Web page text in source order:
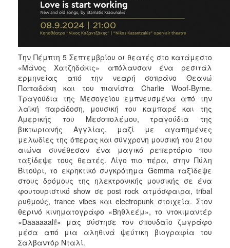
Την Πέμπτη 5 Σεπτεμβρίου οι θεατές στο κατάμεστο
«Μάνος Χατζηδάκις» απόλαυσαν ένα ρεσιτάλ
ερμηνείας από την νεαρή σοπράνο Θεανώ
Παπαδάκη και του πιανίστα Charlie Woof-Byrne.
Τραγούδια της Μεσογείου εμπνευσμένα από την
λαϊκή παράδοση, μουσική του καμπαρέ και της
Αμερικής του Μεσοπολέμου, τραγούδια της
βικτωριανής Αγγλίας, μαζί με αγαπημένες
μελωδίες της όπερας και σύγχρονη μουσική του 21ου
αιώνα συνέθεσαν ένα μαγικό ρεπερτόριο που
ταξίδεψε τους θεατές. Λίγο πιο πέρα, στην Πύλη
Βιτούρι, το εκρηκτικό συγκρότημα Gemma ταξίδεψε
στους δρόμους της ηλεκτρονικής μουσικής σε ένα
φουτουριστικό show σε post rock ατμόσφαιρα, tribal
ρυθμούς, trance vibes και electropunk στοιχεία. Στον
θερινό κινηματογράφο «Βηθλεέμ», το ντοκιμαντέρ
«Daaaaaali!» μας σύστησε τον σπουδαίο ζωγράφο
μέσα από μια αληθινά ψεύτικη βιογραφία του
Σαλβαντόρ Νταλί.